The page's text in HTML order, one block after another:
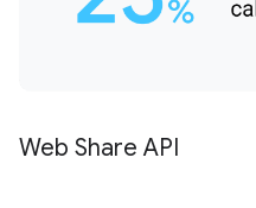
Web Share API